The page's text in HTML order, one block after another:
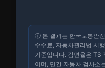
ⓘ 본 결과는 한국교통안
수수료, 자동차관리법 시
기준입니다. 감면율은 TS
이며, 민간 자동차 검사소